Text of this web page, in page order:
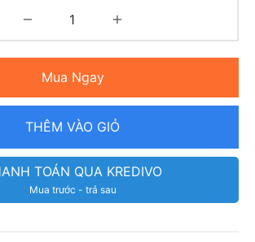
Mua Ngay
THÊM VÀO GIỎ
TOÁN QUA KREDIVO
Mua trước - trả sau